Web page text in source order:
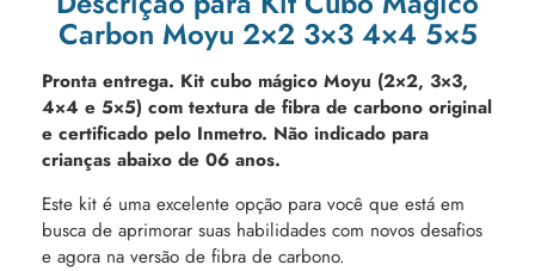
Carbon Moyu 2×2 3×3 4×4 5×5
Pronta entrega. Kit cubo mágico Moyu (2×2, 3×3,
4×4 e 5×5) com textura de fibra de carbono original
e certificado pelo Inmetro. Não indicado para
crianças abaixo de 06 anos.
Este kit é uma excelente opção para você que está em
busca de aprimorar suas habilidades com novos desafios
e agora na versão de fibra de carbono.